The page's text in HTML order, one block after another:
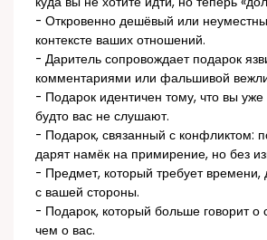
- Откровенно дешёвый или
контексте ваших отношений.
- Даритель сопровождает подарок
комментариями или фальшивой
- Подарок идентичен тому, что вы
будто вас не слушают.
- Подарок, связанный с конфликтом:
дарят намёк на примирение, но без
- Предмет, который требует времени,
с вашей стороны.
- Подарок, который больше говорит о
чем о вас.